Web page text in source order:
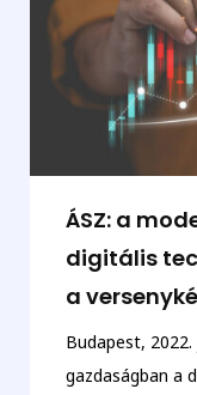
ÁSZ: a
digitális
a
Budapest,
gazdaságban a